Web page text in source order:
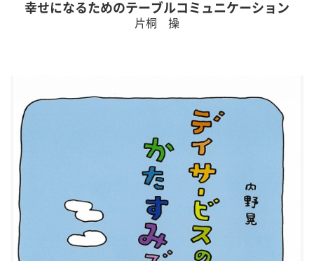
幸せになるためのテーブルコミュニケーション
片桐 操